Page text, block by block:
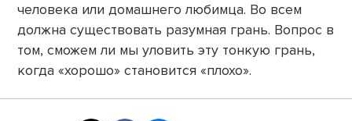
человека или домашнего любимца. Во всем
должна существовать разумная грань. Вопрос в
том, сможем ли мы уловить эту тонкую грань,
когда «хорошо» становится «плохо».